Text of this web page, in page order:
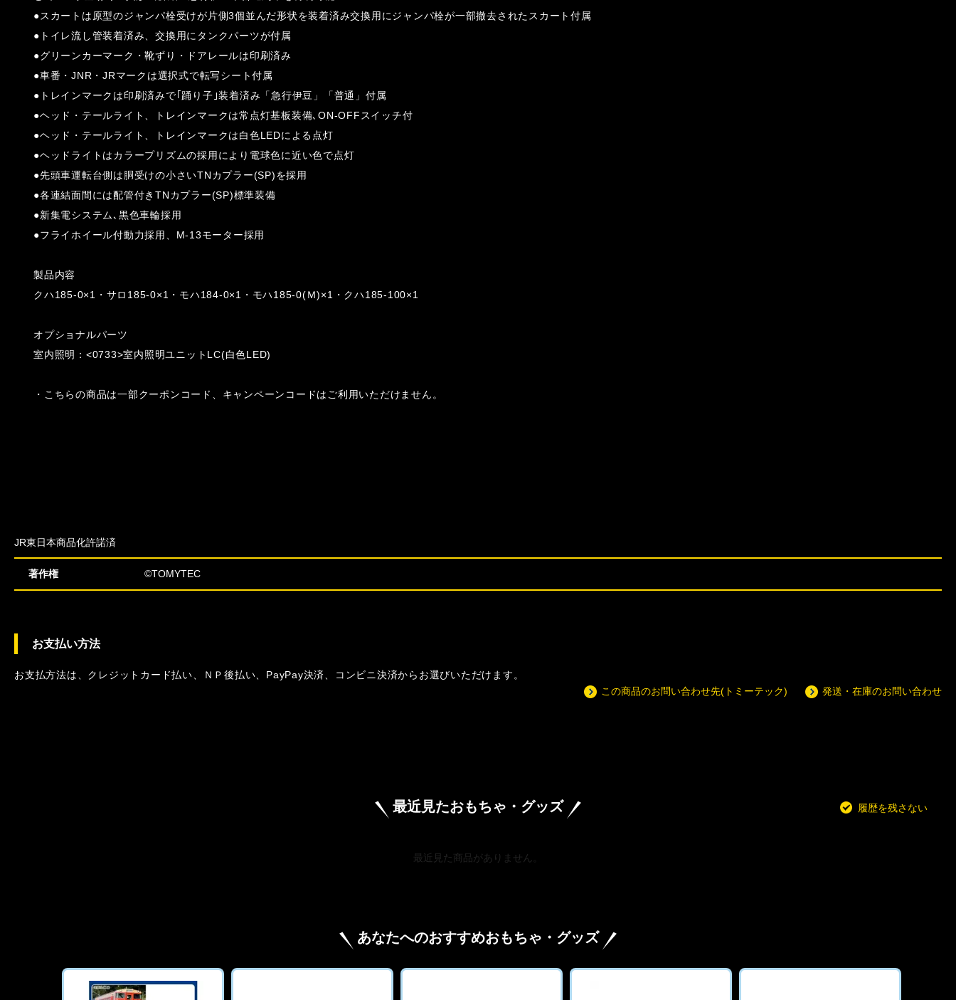
●スカートは原型のジャンパ栓受けが片側3個並んだ形状を装着済み交換用にジャンパ栓が一部撤去されたスカート付属
●トイレ流し管装着済み、交換用にタンクパーツが付属
●グリーンカーマーク・靴ずり・ドアレールは印刷済み
●車番・JNR・JRマークは選択式で転写シート付属
●トレインマークは印刷済みで｢踊り子｣装着済み「急行伊豆」「普通」付属
●ヘッド・テールライト、トレインマークは常点灯基板装備､ON-OFFスイッチ付
●ヘッド・テールライト、トレインマークは白色LEDによる点灯
●ヘッドライトはカラープリズムの採用により電球色に近い色で点灯
●先頭車運転台側は胴受けの小さいTNカプラー(SP)を採用
●各連結面間には配管付きTNカプラー(SP)標準装備
●新集電システム､黒色車輪採用
●フライホイール付動力採用、M-13モーター採用
製品内容
クハ185-0×1・サロ185-0×1・モハ184-0×1・モハ185-0(Ｍ)×1・クハ185-100×1
オプショナルパーツ
室内照明：<0733>室内照明ユニットLC(白色LED)
・こちらの商品は一部クーポンコード、キャンペーンコードはご利用いただけません。
JR東日本商品化許諾済
著作権 ©TOMYTEC
お支払い方法
お支払方法は、クレジットカード払い、ＮＰ後払い、PayPay決済、コンビニ決済からお選びいただけます。
この商品のお問い合わせ先(トミーテック)
発送・在庫のお問い合わせ
最近見たおもちゃ・グッズ 履歴を残さない
最近見た商品がありません。
あなたへのおすすめおもちゃ・グッズ